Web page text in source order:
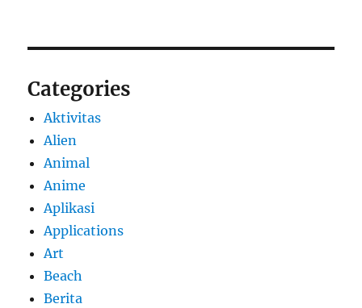
Categories
Aktivitas
Alien
Animal
Anime
Aplikasi
Applications
Art
Beach
Berita